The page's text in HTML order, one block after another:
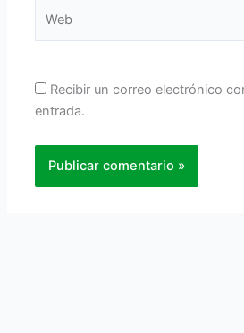
Recibir un correo electrónico
entrada.